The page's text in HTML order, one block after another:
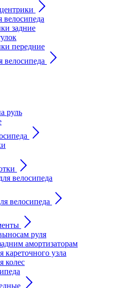
велосипеда
задние
передние
велосипеда
руль
велосипеда
велосипеда
руля
амортизаторам
кареточного узла
колес